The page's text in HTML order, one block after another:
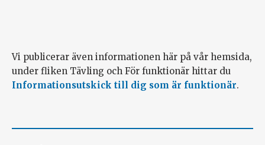
Vi publicerar även informationen här på vår hemsida,
under fliken Tävling och För funktionär hittar du
Informationsutskick till dig som är funktionär.